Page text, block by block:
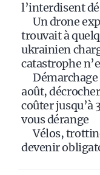
l’interdisent
Un drone
trouvait à
ukrainien
catastrophe
août,
coûter jusqu’à
vous dérange
Vélos,
devenir